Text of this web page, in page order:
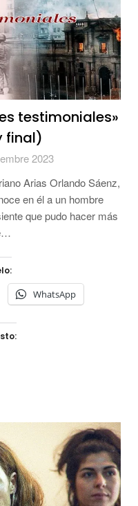
testimoniales»
final)
2023
Arias Orlando Sáenz,
en él a un hombre
que pudo hacer más
WhatsApp